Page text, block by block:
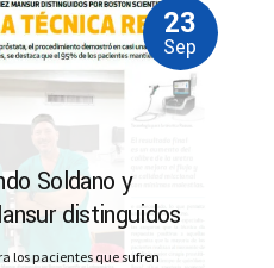
23
Sep
Soldano y
distinguidos
los pacientes que sufren